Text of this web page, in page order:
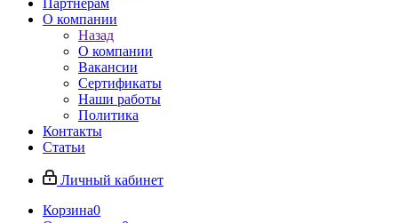
Партнерам
О компании
Назад
О компании
Вакансии
Сертификаты
Наши работы
Политика
Контакты
Статьи
Личный кабинет
Корзина0